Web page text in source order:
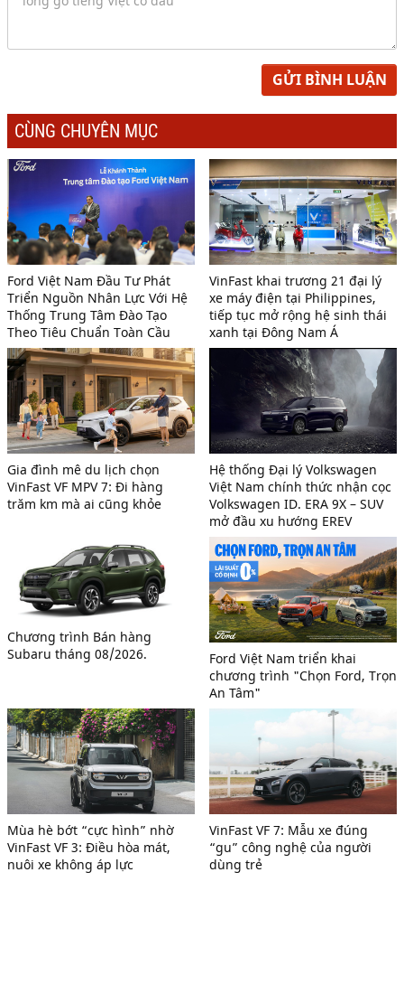
GỬI BÌNH LUẬN
CÙNG CHUYÊN MỤC
Ford Việt Nam Đầu Tư Phát
Triển Nguồn Nhân Lực Với Hệ
Thống Trung Tâm Đào Tạo
Theo Tiêu Chuẩn Toàn Cầu
VinFast khai trương 21 đại lý
xe máy điện tại Philippines,
tiếp tục mở rộng hệ sinh thái
xanh tại Đông Nam Á
Gia đình mê du lịch chọn
VinFast VF MPV 7: Đi hàng
trăm km mà ai cũng khỏe
Hệ thống Đại lý Volkswagen
Việt Nam chính thức nhận cọc
Volkswagen ID. ERA 9X – SUV
mở đầu xu hướng EREV
Chương trình Bán hàng
Subaru tháng 08/2026.
Ford Việt Nam triển khai
chương trình "Chọn Ford, Trọn
An Tâm"
Mùa hè bớt “cực hình” nhờ
VinFast VF 3: Điều hòa mát,
nuôi xe không áp lực
VinFast VF 7: Mẫu xe đúng
“gu” công nghệ của người
dùng trẻ